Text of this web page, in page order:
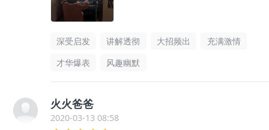
深受启发 讲解透彻 大招频出
充满激情
才华爆表
风趣幽默
火火爸爸
2020-03-13 08:58